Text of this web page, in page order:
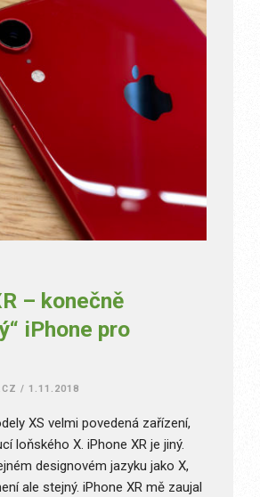
– konečně
iPhone pro
/ 1.11.2018
XS velmi povedená zařízení,
loňského X. iPhone XR je jiný.
designovém jazyku jako X,
ale stejný. iPhone XR mě zaujal